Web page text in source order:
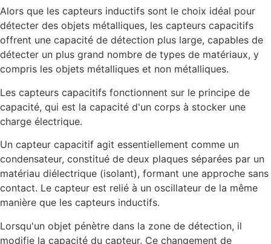
Alors que les capteurs inductifs sont le choix idéal pour
détecter des objets métalliques, les capteurs capacitifs
offrent une capacité de détection plus large, capables de
détecter un plus grand nombre de types de matériaux, y
compris les objets métalliques et non métalliques.
Les capteurs capacitifs fonctionnent sur le principe de
capacité, qui est la capacité d'un corps à stocker une
charge électrique.
Un capteur capacitif agit essentiellement comme un
condensateur, constitué de deux plaques séparées par un
matériau diélectrique (isolant), formant une approche sans
contact. Le capteur est relié à un oscillateur de la même
manière que les capteurs inductifs.
Lorsqu'un objet pénètre dans la zone de détection, il
modifie la capacité du capteur. Ce changement de